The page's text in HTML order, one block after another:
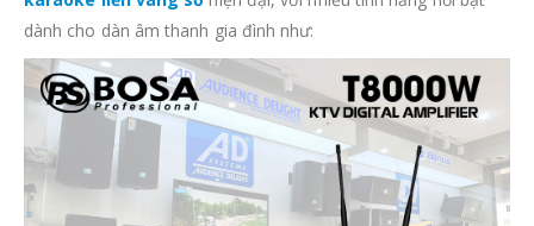
dành cho dàn âm thanh gia đình như: